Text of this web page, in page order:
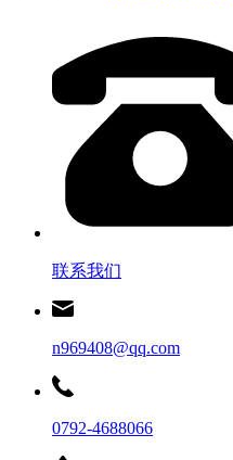
联系我们
n969408@qq.com
0792-4688066